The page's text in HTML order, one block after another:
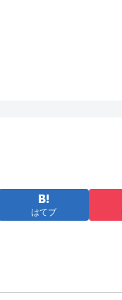
はてブ